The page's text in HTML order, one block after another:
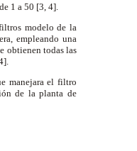
1 a 50 [3, 4].
modelo de la
empleando una
obtienen todas las
manejara el filtro
de la planta de